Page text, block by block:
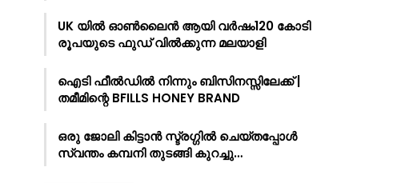
UK യിൽ ഓൺലൈൻ ആയി വർഷം120 കോടി
രൂപയുടെ ഫുഡ് വിൽക്കുന്ന മലയാളി
ഐടി ഫീൽഡിൽ നിന്നും ബിസിനസ്സിലേക്ക് |
തമീമിന്റെ BFILLS HONEY BRAND
ഒരു ജോലി കിട്ടാൻ സ്ട്രഗ്ഗിൽ ചെയ്തപ്പോൾ
സ്വന്തം കമ്പനി തുടങ്ങി കുറച്ചു…